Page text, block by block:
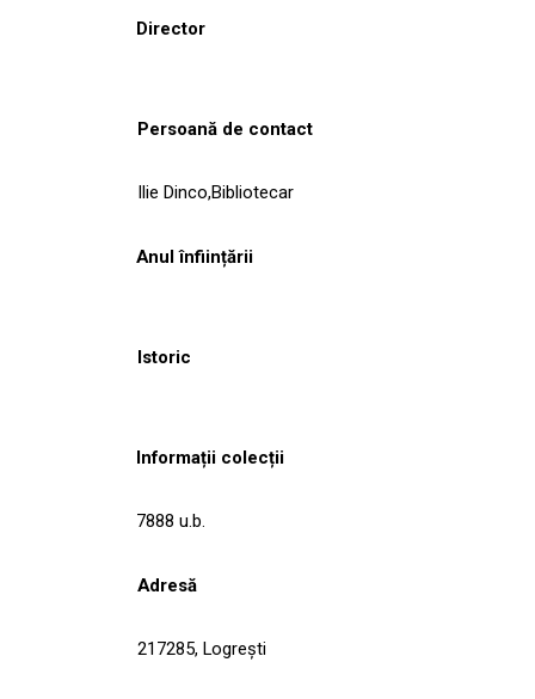
Director
Persoană de contact
Ilie Dinco,Bibliotecar
Anul înființării
Istoric
Informații colecții
7888 u.b.
Adresă
217285, Logreşti